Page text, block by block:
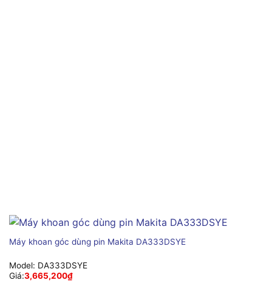
Máy khoan góc dùng pin Makita DA333DSYE
Model: DA333DSYE
Giá:3,665,200₫